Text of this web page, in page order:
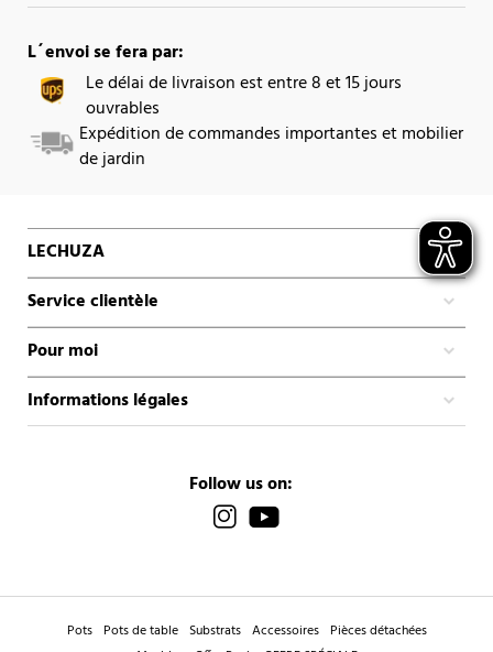
L´envoi se fera par:
Le délai de livraison est entre 8 et 15 jours
ouvrables
Expédition de commandes importantes et mobilier
de jardin
LECHUZA
Service clientèle
Pour moi
Informations légales
Follow us on:
Pots Pots de table Substrats Accessoires Pièces détachées